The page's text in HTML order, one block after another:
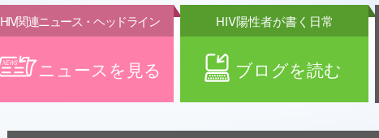
ニュースを見る
HIV関連ニュース・ヘッドライン
ブログを読む
HIV陽性者が書く日常